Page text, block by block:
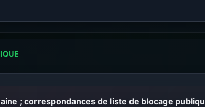
; correspondances de liste de blocage